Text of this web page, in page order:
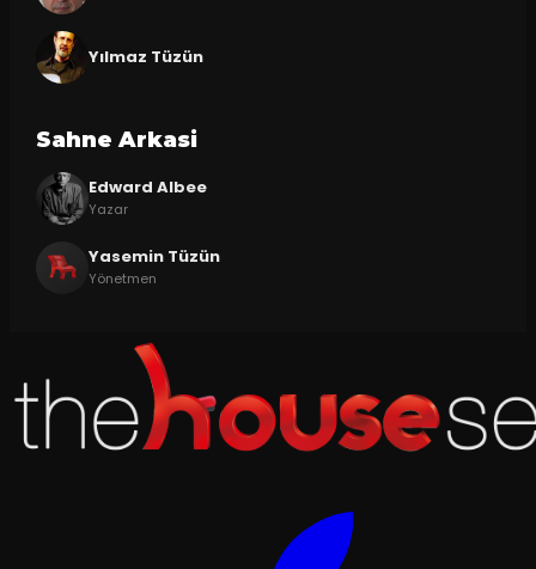
Yılmaz Tüzün
Sahne Arkasi
Edward Albee
Yazar
Yasemin Tüzün
Yönetmen